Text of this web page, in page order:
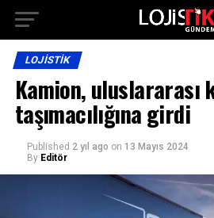
LOJISTIK
Kamion, uluslararası
taşımacılığına girdi
Published 2 yıl ago on 13 Mayıs 2024
By Editör